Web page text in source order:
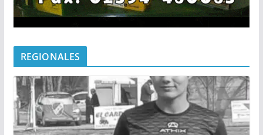
REGIONALES